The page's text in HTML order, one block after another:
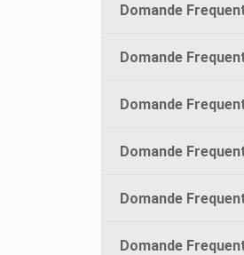
Domande
Domande
Domande
Domande
Domande
Domande